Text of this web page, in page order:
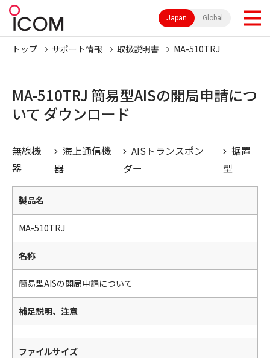
Japan Global
トップ サポート情報 取扱説明書 MA-510TRJ
MA-510TRJ 簡易型AISの開局申請につ
いて ダウンロード
無線機
器
海上通信機
器
AISトランスポン
ダー
据置
型
製品名
MA-510TRJ
名称
簡易型AISの開局申請について
補足説明、注意
ファイルサイズ